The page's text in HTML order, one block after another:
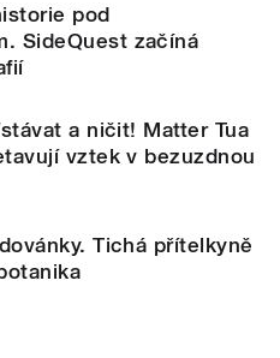
pod
SideQuest začíná
a ničit! Matter Tua
vztek v bezuzdnou
Tichá přítelkyně